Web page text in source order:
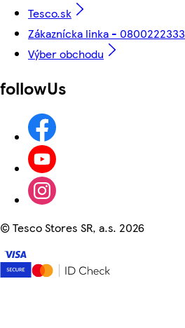
Tesco.sk
Zákaznícka linka - 0800222333
Výber obchodu
followUs
©Tesco Stores SR, a.s. 2026